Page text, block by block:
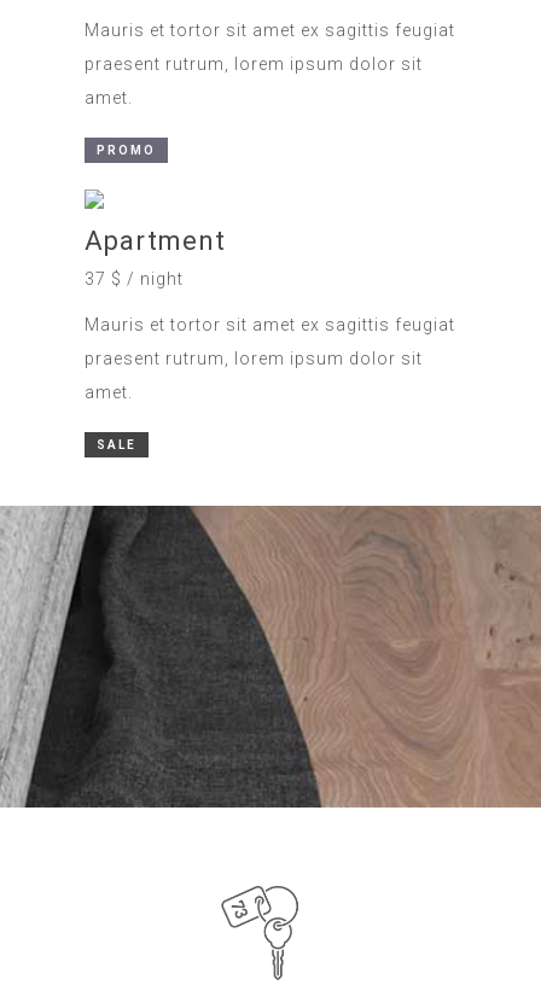
Mauris et tortor sit amet ex sagittis feugiat
praesent rutrum, lorem ipsum dolor sit
amet.
PROMO
Apartment
37 $ / night
Mauris et tortor sit amet ex sagittis feugiat
praesent rutrum, lorem ipsum dolor sit
amet.
SALE